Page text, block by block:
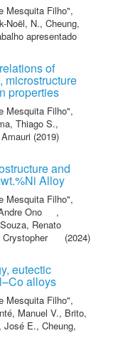
Mesquita Filho",
Noël, N., Cheung,
apresentado
of
microstructure
properties
Mesquita Filho",
Thiago S.,
(2019)
and
Alloy
Mesquita Filho",
Ono
,
Souza, Renato
Crystopher
(2024)
eutectic
alloys
Mesquita Filho",
Manuel V., Brito,
José E., Cheung,